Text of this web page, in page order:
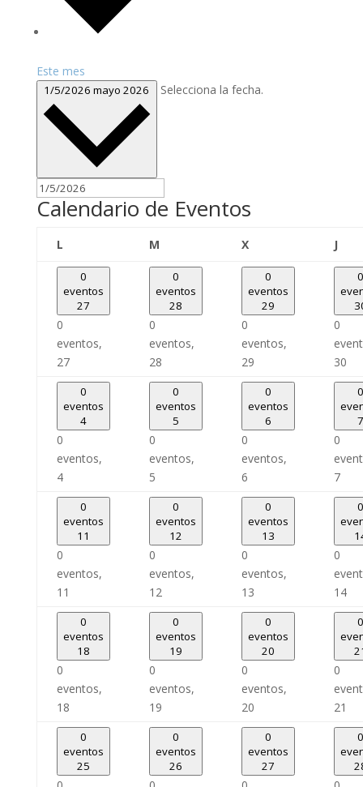
Este mes
1/5/2026mayo 2026 Selecciona la fecha.
Calendario de Eventos
Llunes Mmartes Xmiércoles J
0
eventos
27
0
eventos,
27
0
eventos
28
0
eventos,
28
0
eventos
29
0
eventos,
29
0
0
30
0
eventos
4
0
eventos,
4
0
eventos
5
0
eventos,
5
0
eventos
6
0
eventos,
6
0
7
0
7
0
eventos
11
0
eventos,
11
0
eventos
12
0
eventos,
12
0
eventos
13
0
eventos,
13
0
0
14
0
eventos
18
0
eventos,
18
0
eventos
19
0
eventos,
19
0
eventos
20
0
eventos,
20
0
0
21
0
eventos
25
0
eventos
26
0
eventos
27
0